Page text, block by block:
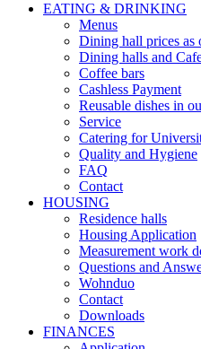
EATING & DRINKING
Menus
Dining hall prices as
Dining halls and
Coffee bars
Cashless Payment
Reusable dishes in
Service
Catering for
Quality and Hygiene
FAQ
Contact
HOUSING
Residence halls
Housing Application
Measurement work
Questions and
Wohnduo
Contact
Downloads
FINANCES